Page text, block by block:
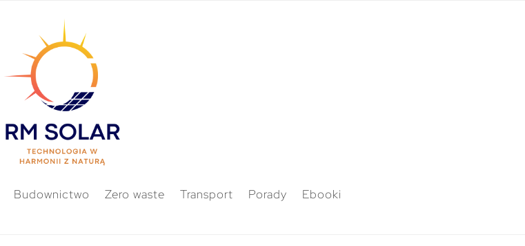
Budownictwo Zero waste Transport Porady Ebooki